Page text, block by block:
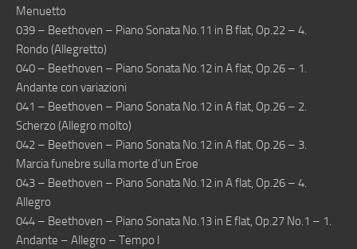
Menuetto
039 – Beethoven – Piano Sonata No.11 in B flat, Op.22 – 4.
Rondo (Allegretto)
040 – Beethoven – Piano Sonata No.12 in A flat, Op.26 – 1.
Andante con variazioni
041 – Beethoven – Piano Sonata No.12 in A flat, Op.26 – 2.
Scherzo (Allegro molto)
042 – Beethoven – Piano Sonata No.12 in A flat, Op.26 – 3.
Marcia funebre sulla morte d’un Eroe
043 – Beethoven – Piano Sonata No.12 in A flat, Op.26 – 4.
Allegro
044 – Beethoven – Piano Sonata No.13 in E flat, Op.27 No.1 – 1.
Andante – Allegro – Tempo I